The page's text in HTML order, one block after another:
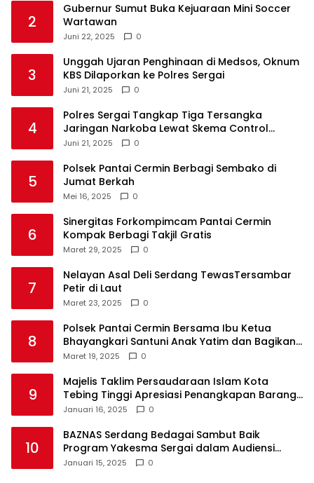
2
Gubernur Sumut Buka Kejuaraan Mini Soccer
Wartawan
Juni 22, 2025 0
3
Unggah Ujaran Penghinaan di Medsos, Oknum
KBS Dilaporkan ke Polres Sergai
Juni 21, 2025 0
4
Polres Sergai Tangkap Tiga Tersangka
Jaringan Narkoba Lewat Skema Control
Delivery
Juni 21, 2025 0
5
Polsek Pantai Cermin Berbagi Sembako di
Jumat Berkah
Mei 16, 2025 0
6
Sinergitas Forkompimcam Pantai Cermin
Kompak Berbagi Takjil Gratis
Maret 29, 2025 0
7
Nelayan Asal Deli Serdang TewasTersambar
Petir di Laut
Maret 23, 2025 0
8
Polsek Pantai Cermin Bersama Ibu Ketua
Bhayangkari Santuni Anak Yatim dan Bagikan
Takjil
Maret 19, 2025 0
9
Majelis Taklim Persaudaraan Islam Kota
Tebing Tinggi Apresiasi Penangkapan Barang
Haram
Januari 16, 2025 0
10
BAZNAS Serdang Bedagai Sambut Baik
Program Yakesma Sergai dalam Audiensi
Perkenalan Pengurus Baru
Januari 15, 2025 0